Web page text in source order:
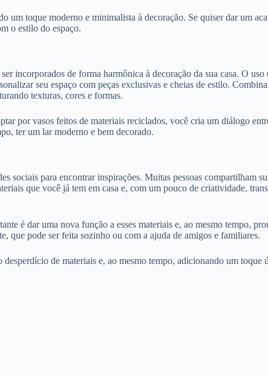
um toque moderno e minimalista à decoração. Se quiser dar um
o estilo do espaço.
incorporados de forma harmônica à decoração da sua casa. O
seu espaço com peças exclusivas e cheias de estilo.
texturas, cores e formas.
por vasos feitos de materiais reciclados, você cria um diálogo
ter um lar moderno e bem decorado.
sociais para encontrar inspirações. Muitas pessoas compartilham
que você já tem em casa e, com um pouco de criatividade,
é dar uma nova função a esses materiais e, ao mesmo tempo,
que pode ser feita sozinho ou com a ajuda de amigos e familiares.
de materiais e, ao mesmo tempo, adicionando um toque